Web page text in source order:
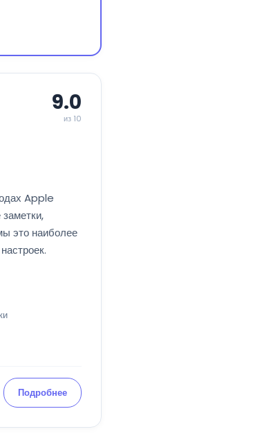
9.0
из 10
Apple
это наиболее
Подробнее